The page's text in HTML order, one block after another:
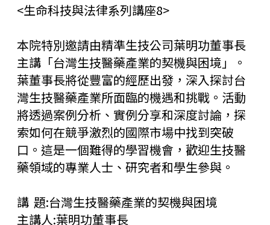
<生命科技與法律系列講座8>
本院特別邀請由精準生技公司葉明功董事長
主講「台灣生技醫藥產業的契機與困境」。
葉董事長將從豐富的經歷出發，深入探討台
灣生技醫藥產業所面臨的機遇和挑戰。活動
將透過案例分析、實例分享和深度討論，探
索如何在競爭激烈的國際市場中找到突破
口。這是一個難得的學習機會，歡迎生技醫
藥領域的專業人士、研究者和學生參與。
講 題:台灣生技醫藥產業的契機與困境
主講人:葉明功董事長